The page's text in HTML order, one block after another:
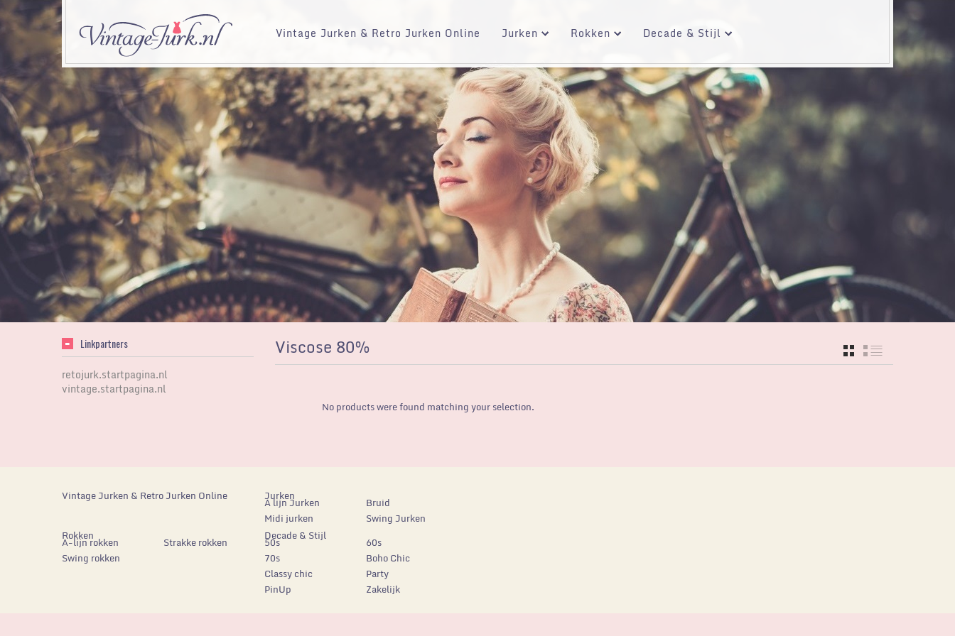
Vintage Jurken & Retro Jurken Online Jurken Rokken Decade & Stijl
Viscose 80% GRID
No products were found matching your selection.
Linkpartners
retojurk.startpagina.nl
vintage.startpagina.nl
Vintage Jurken & Retro Jurken Online Jurken
A lijn Jurken
Bruid
Midi jurken
Swing Jurken
Rokken
A-lijn rokken
Strakke rokken
Swing rokken
Decade & Stijl
50s
60s
70s
Boho Chic
Classy chic
Party
PinUp
Zakelijk